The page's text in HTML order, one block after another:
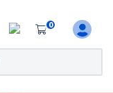
0